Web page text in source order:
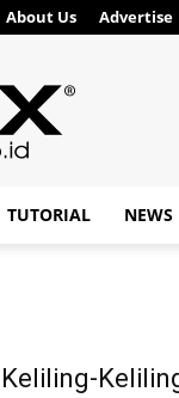
About Us Advertise
TUTORIAL NEWS
Keliling-